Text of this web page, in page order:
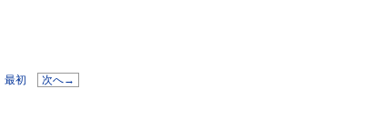
最初 次へ→